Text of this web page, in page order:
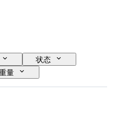
状态
量